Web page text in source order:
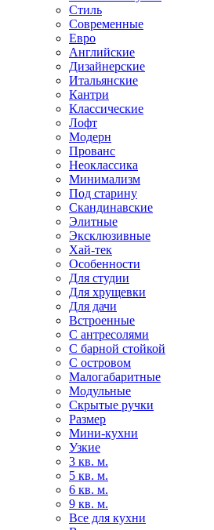
Стиль
Современные
Евро
Английские
Дизайнерские
Итальянские
Кантри
Классические
Лофт
Модерн
Прованс
Неоклассика
Минимализм
Под старину
Скандинавские
Элитные
Эксклюзивные
Хай-тек
Особенности
Для студии
Для хрущевки
Для дачи
Встроенные
С антресолями
С барной стойкой
С островом
Малогабаритные
Модульные
Скрытые ручки
Размер
Мини-кухни
Узкие
3 кв. м.
5 кв. м.
6 кв. м.
9 кв. м.
Все для кухни